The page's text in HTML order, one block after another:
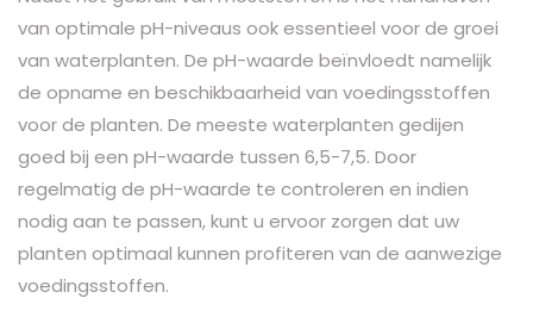
van optimale pH-niveaus ook essentieel voor de groei
van waterplanten. De pH-waarde beïnvloedt namelijk
de opname en beschikbaarheid van voedingsstoffen
voor de planten. De meeste waterplanten gedijen
goed bij een pH-waarde tussen 6,5-7,5. Door
regelmatig de pH-waarde te controleren en indien
nodig aan te passen, kunt u ervoor zorgen dat uw
planten optimaal kunnen profiteren van de aanwezige
voedingsstoffen.